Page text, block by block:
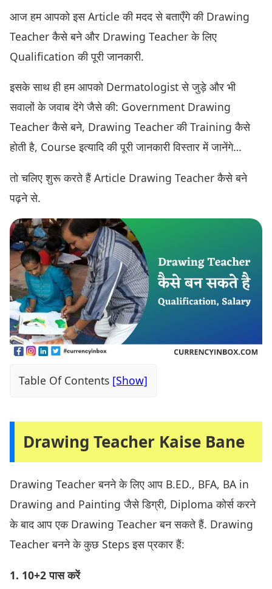
आज हम आपको इस Article की मदद से बताएँगे की Drawing
Teacher कैसे बने और Drawing Teacher के लिए
Qualification की पूरी जानकारी.
इसके साथ ही हम आपको Dermatologist से जुड़े और भी
सवालों के जवाब देंगे जैसे की: Government Drawing
Teacher कैसे बने, Drawing Teacher की Training कैसे
होती है, Course इत्यादि की पूरी जानकारी विस्तार में जानेंगे…
तो चलिए शुरू करते हैं Article Drawing Teacher कैसे बने
पढ़ने से.
Table Of Contents
Drawing Teacher Kaise Bane
Drawing Teacher बनने के लिए आप B.ED., BFA, BA in
Drawing and Painting जैसे डिग्री, Diploma कोर्स करने
के बाद आप एक Drawing Teacher बन सकते हैं. Drawing
Teacher बनने के कुछ Steps इस प्रकार हैं:
1. 10+2 पास करें